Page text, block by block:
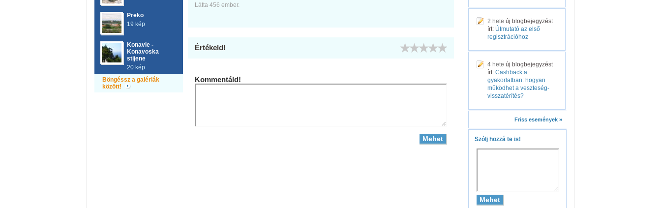
Preko
19 kép
Konavle -
Konavoska
stijene
20 kép
Böngéssz a galériák
között!
Látta 456 ember.
Értékeld!
Kommentáld!
2 hete új blogbejegyzést
írt: Útmutató az első
regisztrációhoz
4 hete új blogbejegyzést
írt: Cashback a
gyakorlatban: hogyan
működhet a veszteség-
visszatérítés?
Friss események »
Szólj hozzá te is!